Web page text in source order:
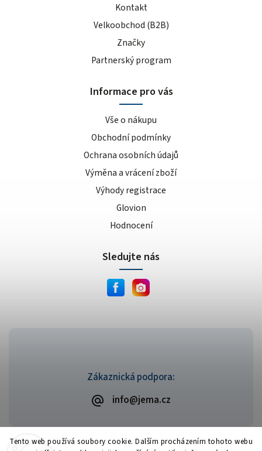
Tento web používá soubory cookie. Dalším procházením tohoto webu
Zákaznická podpora:
info@jema.cz
Kontakt
Velkoobchod (B2B)
Značky
Partnerský program
Informace pro vás
Vše o nákupu
Obchodní podmínky
Ochrana osobních údajů
Výměna a vrácení zboží
Výhody registrace
Glovion
Hodnocení
Sledujte nás